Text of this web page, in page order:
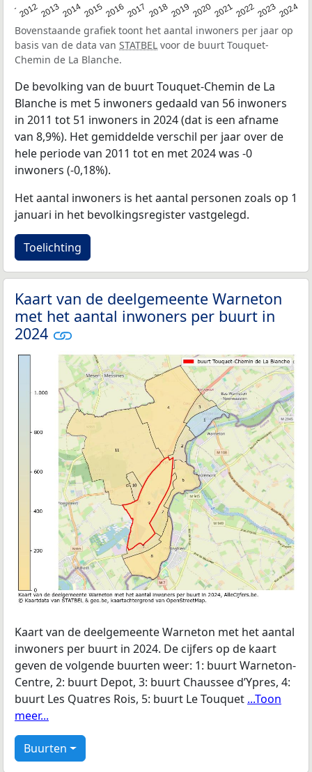
201220132014201520162017 20182019 20202021202220232024
Bovenstaande grafiek toont het aantal inwoners per jaar op
basis van de data van STATBEL voor de buurt Touquet-
Chemin de La Blanche.
De bevolking van de buurt Touquet-Chemin de La
Blanche is met 5 inwoners gedaald van 56 inwoners
in 2011 tot 51 inwoners in 2024 (dat is een afname
van 8,9%). Het gemiddelde verschil per jaar over de
hele periode van 2011 tot en met 2024 was -0
inwoners (-0,18%).
Het aantal inwoners is het aantal personen zoals op 1
januari in het bevolkingsregister vastgelegd.
Toelichting
Kaart van de deelgemeente Warneton
met het aantal inwoners per buurt in
2024
Kaart van de deelgemeente Warneton met het aantal
inwoners per buurt in 2024. De cijfers op de kaart
geven de volgende buurten weer: 1: buurt Warneton-
Centre, 2: buurt Depot, 3: buurt Chaussee d’Ypres, 4:
buurt Les Quatres Rois, 5: buurt Le Touquet ...Toon
meer...
Buurten